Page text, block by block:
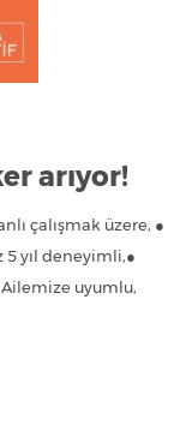
arıyor!
çalışmak üzere, ●
5 yıl deneyimli,●
uyumlu,